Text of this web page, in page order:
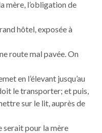
mère, l’obligation de
hôtel, exposée à
route mal pavée. On
en l’élevant jusqu’au
le transporter; et puis,
sur le lit, auprès de
serait pour la mère